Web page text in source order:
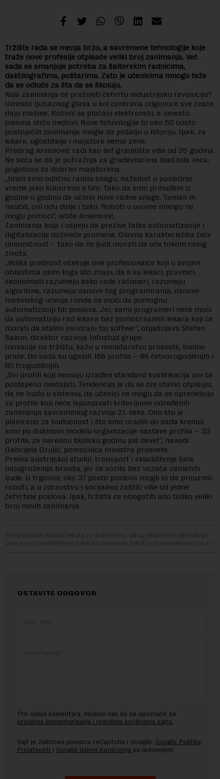
Tržište rada se menja brzo, a savremene tehnologije koje
traže nove profesije otpisaće veliki broj zanimanja. Već
sada se smanjuje potreba za šalterskim radnicima,
daktilografima, poštarima. Zato je učenicima mnogo teže
da se odluče za šta da se školuju.
Koja zanimanja će preživeti četvrtu industrijsku revoluciju?
Umesto ljubaznog glasa u kol centrima odgovore sve češće
daju mašine. Računi se plaćaju elektronski, a umesto
pisama stižu mejlovi. Nove tehnologije bi oko 50 odsto
postojećih zanimanja mogle da pošalju u istoriju. Ipak, za
lekare, ugostitelje i majstore nema zime.
Predrag Arsenović radi kao šef gradilišta više od 35 godina.
Ne seća se da je potražnja za građevincima ikad bila veća,
pogotovu za dobrim majstorima.
„Imali smo odličnu radnu snagu, nažalost u poslednje
vreme jako kuburimo s tim. Tako da smo prinuđeni iz
godine u godinu da učimo nove radne snage. Taman ih
naučiš, oni odu dalje i tako. Roboti u ovome mnogo ne
mogu pomoći“, ističe Arsenović.
Zanimanja koja i uspeju da prežive talas automatizacije i
digitalizacije doživeće promene. Glavna karakteristika biće
dinamičnost – tako da će ljudi morati da uče tokom celog
života.
„Velika prednost očekuje one profesionalce koji u svojim
oblastima osim toga što znaju, da li su lekari, pravnici,
ekonomisti razumeju kako rade računari, razumeju
algoritme, razumeju osnove tog programiranja, osnove
mašinskog učenja i onda će moći da pomognu
automatizaciji tih poslova. Jer, sami programeri neće moći
da automatiziju rad lekara bez pomoći samih lekara koji će
morati da stalno inoviraju taj softver“, objašnjava Stefan
Salom, direktor razvoja Infostud grupe.
Inovacije na tržištu, kažu u ministarstvu prosvete, budno
prate. Do sada su ugasili 166 profila – 86 četvorogodišnjih i
80 trogodišnjih.
„Svi profili koji nemaju izrađen standard kvalifikacija oni će
postepeno nestajati. Tendencija je da se oni stalno otpisuju,
da ne budu u sistemu, da učenici ne mogu da se opredeljuju
za profile koji neće ispunjavati kriterijume određenih
zanimanja savremenog razvoja 21. veka. Ono što je
planirano za budućnost i što smo uradili do sada krenuli
smo po dualnom modelu organizacije nastave profila – 33
profila, za narednu školsku godinu još devet“, navodi
Gabrijela Grujić, pomoćnica ministra prosvete.
Prema austrijskoj studiji, transport i skladištenje biće
najugroženija branša, jer će vozila bez vozača zameniti
ljude. U trgovini, oko 37 posto poslova mogli bi da preuzmu
roboti, a u zdravstvu i socijalnoj zaštiti više od jedne
četvrtine poslova. Ipak, tržišta će obogatiti isto toliko veliki
broj novih zanimanja.
Preuzimanje delova teksta je dozvoljeno, ali uz obavezno navođenje
izvora i uz postavljanje linka ka izvornom tekstu na novaekonomija.rs
OSTAVITE ODGOVOR
Pre slanja komentara, molimo vas da se upoznate sa
pravilima komentarisanja i pravilima korišćenja sajta.
Sajt je zaštićen pomocu reCaptcha i Google. Google Politika
Privatnosti i Google Uslovi Korišćenja su primenjeni.